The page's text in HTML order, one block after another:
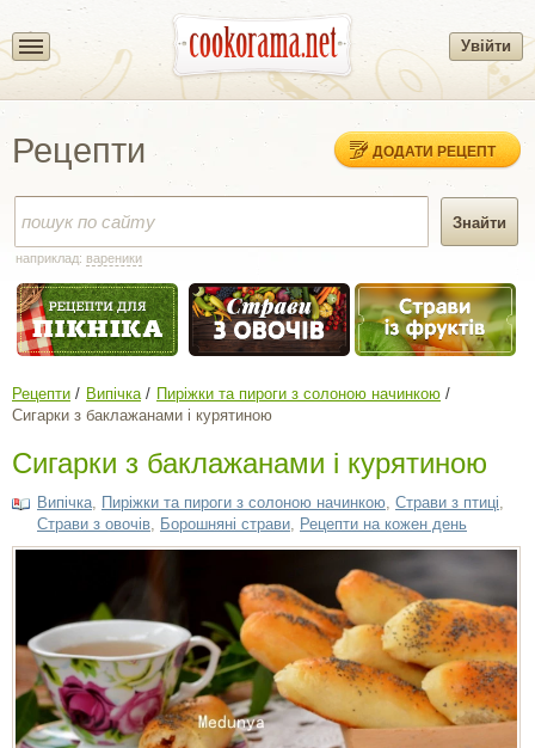
Увійти
Рецепти ДОДАТИ РЕЦЕПТ
наприклад: вареники
Рецепти Випічка
Пиріжки та пироги з солоною начинкою
Сигарки з баклажанами і курятиною
Сигарки з баклажанами і курятиною
Випічка Пиріжки та пироги з солоною начинкою Страви з птиці
Страви з овочів Борошняні страви Рецепти на кожен день